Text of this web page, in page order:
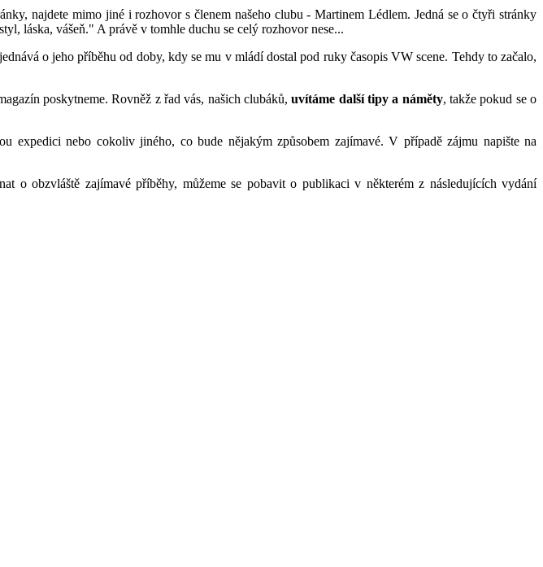
najdete mimo jiné i rozhovor s členem našeho clubu - Martinem Lédlem. Jedná se o čtyři stránky
láska, vášeň." A právě v tomhle duchu se celý rozhovor nese...
o jeho příběhu od doby, kdy se mu v mládí dostal pod ruky časopis VW scene. Tehdy to začalo,
poskytneme. Rovněž z řad vás, našich clubáků,uvítáme další tipy a náměty, takže pokud se o
expedici nebo cokoliv jiného, co bude nějakým způsobem zajímavé. V případě zájmu napište na
o obzvláště zajímavé příběhy, můžeme se pobavit o publikaci v některém z následujících vydání